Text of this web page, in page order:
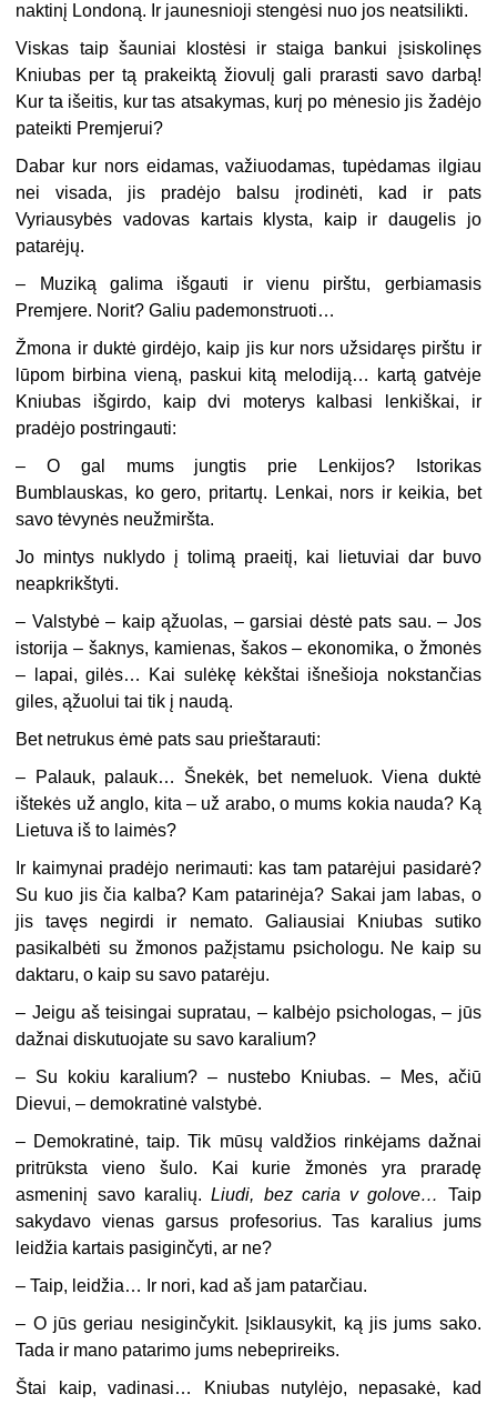
naktinį Londoną. Ir jaunesnioji stengėsi nuo jos neatsilikti.
Viskas taip šauniai klostėsi ir staiga bankui įsiskolinęs
Kniubas per tą prakeiktą žiovulį gali prarasti savo darbą!
Kur ta išeitis, kur tas atsakymas, kurį po mėnesio jis žadėjo
pateikti Premjerui?
Dabar kur nors eidamas, važiuodamas, tupėdamas ilgiau
nei visada, jis pradėjo balsu įrodinėti, kad ir pats
Vyriausybės vadovas kartais klysta, kaip ir daugelis jo
patarėjų.
– Muziką galima išgauti ir vienu pirštu, gerbiamasis
Premjere. Norit? Galiu pademonstruoti…
Žmona ir duktė girdėjo, kaip jis kur nors užsidaręs pirštu ir
lūpom birbina vieną, paskui kitą melodiją… kartą gatvėje
Kniubas išgirdo, kaip dvi moterys kalbasi lenkiškai, ir
pradėjo postringauti:
– O gal mums jungtis prie Lenkijos? Istorikas
Bumblauskas, ko gero, pritartų. Lenkai, nors ir keikia, bet
savo tėvynės neužmiršta.
Jo mintys nuklydo į tolimą praeitį, kai lietuviai dar buvo
neapkrikštyti.
– Valstybė – kaip ąžuolas, – garsiai dėstė pats sau. – Jos
istorija – šaknys, kamienas, šakos – ekonomika, o žmonės
– lapai, gilės… Kai sulėkę kėkštai išnešioja nokstančias
giles, ąžuolui tai tik į naudą.
Bet netrukus ėmė pats sau prieštarauti:
– Palauk, palauk… Šnekėk, bet nemeluok. Viena duktė
ištekės už anglo, kita – už arabo, o mums kokia nauda? Ką
Lietuva iš to laimės?
Ir kaimynai pradėjo nerimauti: kas tam patarėjui pasidarė?
Su kuo jis čia kalba? Kam patarinėja? Sakai jam labas, o
jis tavęs negirdi ir nemato. Galiausiai Kniubas sutiko
pasikalbėti su žmonos pažįstamu psichologu. Ne kaip su
daktaru, o kaip su savo patarėju.
– Jeigu aš teisingai supratau, – kalbėjo psichologas, – jūs
dažnai diskutuojate su savo karalium?
– Su kokiu karalium? – nustebo Kniubas. – Mes, ačiū
Dievui, – demokratinė valstybė.
– Demokratinė, taip. Tik mūsų valdžios rinkėjams dažnai
pritrūksta vieno šulo. Kai kurie žmonės yra praradę
asmeninį savo karalių.Liudi, bez caria v golove…
Taip
sakydavo vienas garsus profesorius. Tas karalius jums
leidžia kartais pasiginčyti, ar ne?
– Taip, leidžia… Ir nori, kad aš jam patarčiau.
– O jūs geriau nesiginčykit. Įsiklausykit, ką jis jums sako.
Tada ir mano patarimo jums nebeprireiks.
Štai kaip, vadinasi… Kniubas nutylėjo, nepasakė, kad